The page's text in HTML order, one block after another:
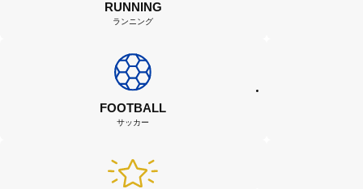
RUNNING
ランニング
FOOTBALL
サッカー